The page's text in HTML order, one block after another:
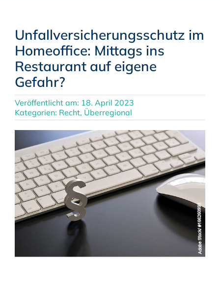
Unfallversicherungsschutz im
Homeoffice: Mittags ins
Restaurant auf eigene
Gefahr?
Veröffentlicht am: 18. April 2023
Kategorien: Recht, Überregional